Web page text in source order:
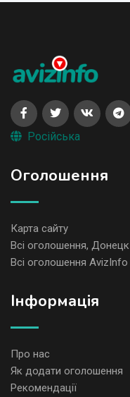
Російська
Оголошення
Карта сайту
Всі оголошення, Донецк
Всі оголошення AvizInfo
Iнформація
Про нас
Як додати оголошення
Рекомендації